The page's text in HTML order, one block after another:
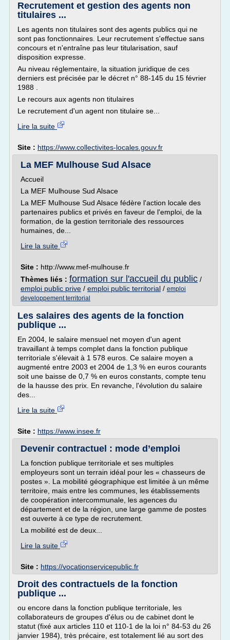
Recrutement et gestion des agents non
titulaires ...
Les agents non titulaires sont des agents publics qui ne
sont pas fonctionnaires. Leur recrutement s'effectue sans
concours et n'entraîne pas leur titularisation, sauf
disposition expresse.
Au niveau réglementaire, la situation juridique de ces
derniers est précisée par le décret n° 88-145 du 15 février
1988 .
Le recours aux agents non titulaires
Le recrutement d'un agent non titulaire se...
Lire la suite
Site : https://www.collectivites-locales.gouv.fr
La MEF Mulhouse Sud Alsace
Accueil
La MEF Mulhouse Sud Alsace
La MEF Mulhouse Sud Alsace fédère l'action locale des
partenaires publics et privés en faveur de l'emploi, de la
formation, de la gestion territoriale des ressources
humaines, de...
Lire la suite
Site : http://www.mef-mulhouse.fr
Thèmes liés : formation sur l'accueil du public /
emploi public prive / emploi public territorial / emploi
developpement territorial
Les salaires des agents de la fonction
publique ...
En 2004, le salaire mensuel net moyen d'un agent
travaillant à temps complet dans la fonction publique
territoriale s'élevait à 1 578 euros. Ce salaire moyen a
augmenté entre 2003 et 2004 de 1,3 % en euros courants
soit une baisse de 0,7 % en euros constants, compte tenu
de la hausse des prix. En revanche, l'évolution du salaire
des...
Lire la suite
Site : https://www.insee.fr
Devenir contractuel : mode d’emploi
La fonction publique territoriale et ses multiples
employeurs sont un terrain idéal pour les « chasseurs de
postes ». La mobilité géographique est limitée à un même
territoire, mais entre les communes, les établissements
de coopération intercommunale, les agences du
département et de la région, une large gamme de postes
est ouverte à ce type de recrutement.
La mobilité est de deux...
Lire la suite
Site : https://vocationservicepublic.fr
Droit des contractuels de la fonction
publique ...
ou encore dans la fonction publique territoriale, les
collaborateurs de groupes d'élus ou de cabinet dont le
statut (fixé aux articles 110 et 110-1 de la loi n° 84-53 du 26
janvier 1984), très précaire, est totalement lié au sort des